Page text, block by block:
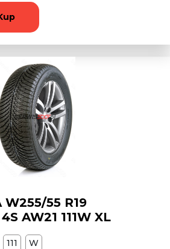
W255/55 R19
AW21 111W XL
111 W